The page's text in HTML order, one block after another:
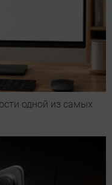
одной из самых